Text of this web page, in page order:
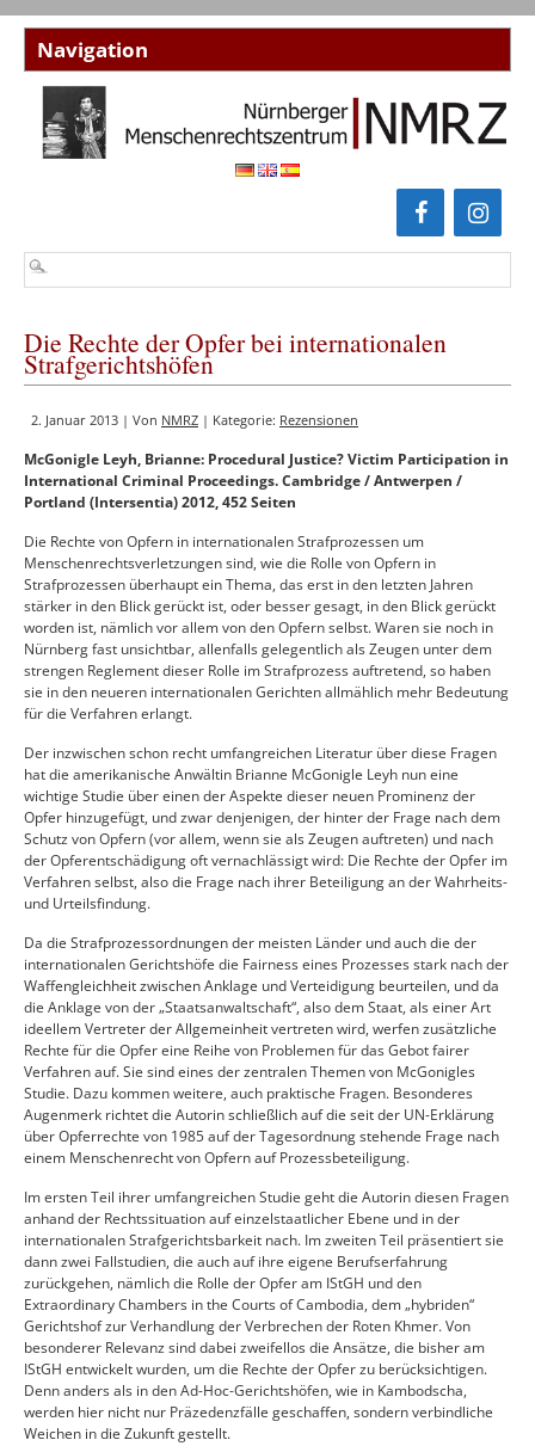
Die Rechte der Opfer bei internationalen
Strafgerichtshöfen
2. Januar 2013 | Von NMRZ | Kategorie: Rezensionen
McGonigle Leyh, Brianne: Procedural Justice? Victim Participation in
International Criminal Proceedings. Cambridge / Antwerpen /
Portland (Intersentia) 2012, 452 Seiten
Die Rechte von Opfern in internationalen Strafprozessen um
Menschenrechtsverletzungen sind, wie die Rolle von Opfern in
Strafprozessen überhaupt ein Thema, das erst in den letzten Jahren
stärker in den Blick gerückt ist, oder besser gesagt, in den Blick gerückt
worden ist, nämlich vor allem von den Opfern selbst. Waren sie noch in
Nürnberg fast unsichtbar, allenfalls gelegentlich als Zeugen unter dem
strengen Reglement dieser Rolle im Strafprozess auftretend, so haben
sie in den neueren internationalen Gerichten allmählich mehr Bedeutung
für die Verfahren erlangt.
Der inzwischen schon recht umfangreichen Literatur über diese Fragen
hat die amerikanische Anwältin Brianne McGonigle Leyh nun eine
wichtige Studie über einen der Aspekte dieser neuen Prominenz der
Opfer hinzugefügt, und zwar denjenigen, der hinter der Frage nach dem
Schutz von Opfern (vor allem, wenn sie als Zeugen auftreten) und nach
der Opferentschädigung oft vernachlässigt wird: Die Rechte der Opfer im
Verfahren selbst, also die Frage nach ihrer Beteiligung an der Wahrheits-
und Urteilsfindung.
Da die Strafprozessordnungen der meisten Länder und auch die der
internationalen Gerichtshöfe die Fairness eines Prozesses stark nach der
Waffengleichheit zwischen Anklage und Verteidigung beurteilen, und da
die Anklage von der „Staatsanwaltschaft“, also dem Staat, als einer Art
ideellem Vertreter der Allgemeinheit vertreten wird, werfen zusätzliche
Rechte für die Opfer eine Reihe von Problemen für das Gebot fairer
Verfahren auf. Sie sind eines der zentralen Themen von McGonigles
Studie. Dazu kommen weitere, auch praktische Fragen. Besonderes
Augenmerk richtet die Autorin schließlich auf die seit der UN-Erklärung
über Opferrechte von 1985 auf der Tagesordnung stehende Frage nach
einem Menschenrecht von Opfern auf Prozessbeteiligung.
Im ersten Teil ihrer umfangreichen Studie geht die Autorin diesen Fragen
anhand der Rechtssituation auf einzelstaatlicher Ebene und in der
internationalen Strafgerichtsbarkeit nach. Im zweiten Teil präsentiert sie
dann zwei Fallstudien, die auch auf ihre eigene Berufserfahrung
zurückgehen, nämlich die Rolle der Opfer am IStGH und den
Extraordinary Chambers in the Courts of Cambodia, dem „hybriden“
Gerichtshof zur Verhandlung der Verbrechen der Roten Khmer. Von
besonderer Relevanz sind dabei zweifellos die Ansätze, die bisher am
IStGH entwickelt wurden, um die Rechte der Opfer zu berücksichtigen.
Denn anders als in den Ad-Hoc-Gerichtshöfen, wie in Kambodscha,
werden hier nicht nur Präzedenzfälle geschaffen, sondern verbindliche
Weichen in die Zukunft gestellt.